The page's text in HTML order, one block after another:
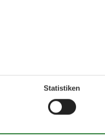
Statistiken